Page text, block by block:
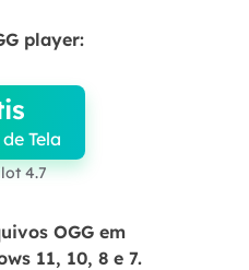
player:
Tela
4.7
OGG em
11, 10, 8 e 7.